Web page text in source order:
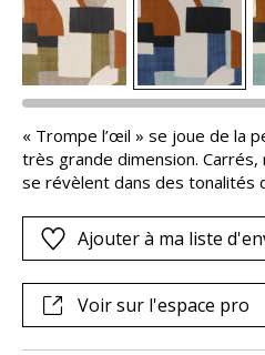
« Trompe l’œil » se joue de la
très grande dimension.
se révèlent dans des tonalités
l’étoffe satinée, l’impression
de teintes et une finesse de
fluidité.
Ajouter à ma liste
Voir sur l'espace pro